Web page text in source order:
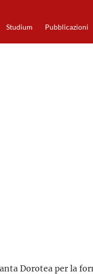
Studium Pubblicazioni
Dorotea per la